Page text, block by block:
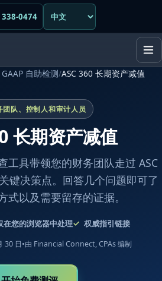
338-0474
自助检测/ASC 360 长期资产减值
团队、控制人和审计人员
长期资产减值
工具带领您的财务团队走过 ASC
键决策点。回答几个问题即可了
式以及需要留存的证据。
在您的浏览器中处理 权威指引链接
30 日•由 Financial Connect, CPAs 编制